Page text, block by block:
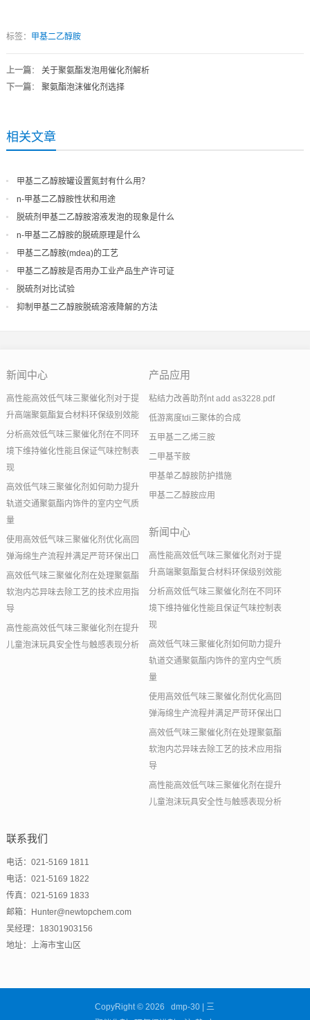
标签： 甲基二乙醇胺
上一篇： 关于聚氨酯发泡用催化剂解析
下一篇： 聚氨酯泡沫催化剂选择
相关文章
甲基二乙醇胺罐设置氮封有什么用？
n-甲基二乙醇胺性状和用途
脱硫剂甲基二乙醇胺溶液发泡的现象是什么
n-甲基二乙醇胺的脱硫原理是什么
甲基二乙醇胺(mdea)的工艺
甲基二乙醇胺是否用办工业产品生产许可证
脱硫剂对比试验
抑制甲基二乙醇胺脱硫溶液降解的方法
新闻中心
高性能高效低气味三聚催化剂对于提
升高端聚氨酯复合材料环保级别效能
分析高效低气味三聚催化剂在不同环
境下维持催化性能且保证气味控制表
现
高效低气味三聚催化剂如何助力提升
轨道交通聚氨酯内饰件的室内空气质
量
使用高效低气味三聚催化剂优化高回
弹海绵生产流程并满足严苛环保出口
高效低气味三聚催化剂在处理聚氨酯
软泡内芯异味去除工艺的技术应用指
导
高性能高效低气味三聚催化剂在提升
儿童泡沫玩具安全性与触感表现分析
产品应用
粘结力改善助剂nt add as3228.pdf
低游离度tdi三聚体的合成
五甲基二乙烯三胺
二甲基苄胺
甲基单乙醇胺防护措施
甲基二乙醇胺应用
新闻中心
高性能高效低气味三聚催化剂对于提
升高端聚氨酯复合材料环保级别效能
分析高效低气味三聚催化剂在不同环
境下维持催化性能且保证气味控制表
现
高效低气味三聚催化剂如何助力提升
轨道交通聚氨酯内饰件的室内空气质
量
使用高效低气味三聚催化剂优化高回
弹海绵生产流程并满足严苛环保出口
高效低气味三聚催化剂在处理聚氨酯
软泡内芯异味去除工艺的技术应用指
导
高性能高效低气味三聚催化剂在提升
儿童泡沫玩具安全性与触感表现分析
联系我们
电话：021-5169 1811
电话：021-5169 1822
传真：021-5169 1833
邮箱：Hunter@newtopchem.com
吴经理：18301903156
地址：上海市宝山区
CopyRight © 2026 dmp-30 | 三